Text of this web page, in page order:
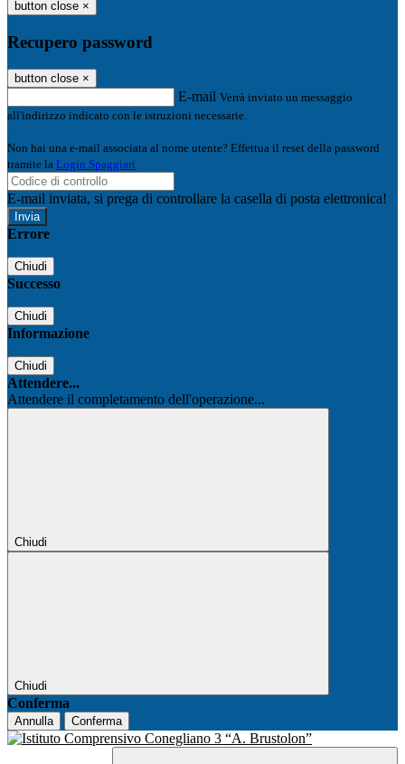
button close ×
Recupero password
button close ×
E-mail Verrà inviato un messaggio
all'indirizzo indicato con le istruzioni necessarie.
Non hai una e-mail associata al nome utente? Effettua il reset della password
tramite la Login Spaggiari
E-mail inviata, si prega di controllare la casella di posta elettronica!
Errore
Chiudi
Successo
Chiudi
Informazione
Chiudi
Attendere...
Attendere il completamento dell'operazione...
Chiudi
Chiudi
Conferma
Annulla Conferma